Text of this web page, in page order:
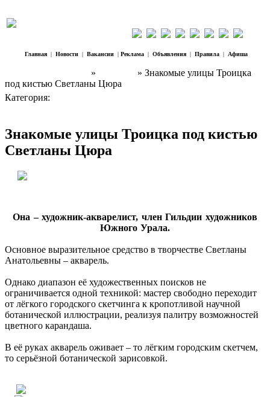
Главная | Новости | Вакансии | Реклама | Объявления | Правила | Афиша
»
» Знакомые улицы Троицка
под кистью Светланы Цюра
Категория:
Знакомые улицы Троицка под кистью
Светланы Цюра
Она – художник-акварелист, член Гильдии художников
Южного Урала.
Основное выразительное средство в творчестве Светланы
Анатольевны – акварель.
Однако диапазон её художественных поисков не
ограничивается одной техникой: мастер свободно переходит
от лёгкого городского скетчинга к кропотливой научной
ботанической иллюстрации, реализуя палитру возможностей
цветного карандаша.
В её руках акварель оживает – то лёгким городским скетчем,
то серьёзной ботанической зарисовкой.